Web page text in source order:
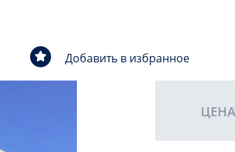
Добавить в избранное